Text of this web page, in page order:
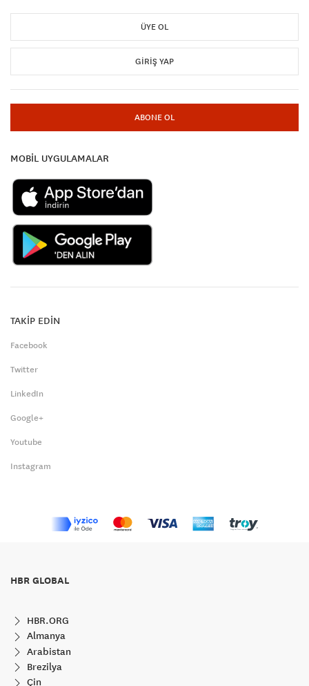
ÜYE OL
GIRIŞ YAP
ABONE OL
MOBİL UYGULAMALAR
TAKİP EDİN
Facebook
Twitter
LinkedIn
Google+
Youtube
Instagram
HBR GLOBAL
HBR.ORG
Almanya
Arabistan
Brezilya
Çin